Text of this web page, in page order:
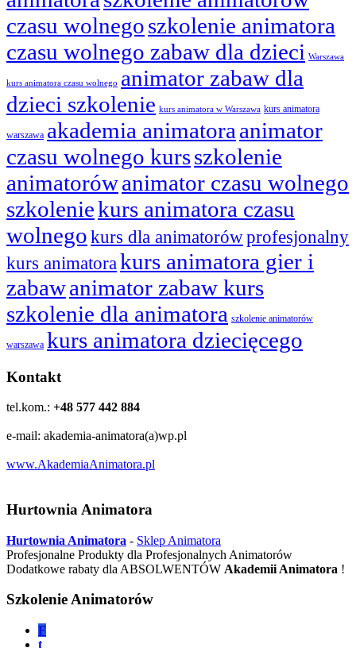
czasu wolnegoszkolenie animatora
czasu wolnego zabaw dla dzieci Warszawa
kurs animatora czasu wolnego animator zabaw dla
dzieci szkolenie kurs animatora w Warszawa kurs animatora
warszawa akademia animatora animator
czasu wolnego kursszkolenie
animatorówanimator czasu wolnego
szkoleniekurs animatora czasu
wolnego kurs dla animatorówprofesjonalny
kurs animatora kurs animatora gier i
zabawanimator zabaw kurs
szkolenie dla animatora szkolenie animatorów
warszawa kurs animatora dziecięcego
Kontakt
tel.kom.: +48 577 442 884
e-mail: akademia-animatora(a)wp.pl
www.AkademiaAnimatora.pl
Hurtownia Animatora
Hurtownia Animatora - Sklep Animatora
Profesjonalne Produkty dla Profesjonalnych Animatorów
Dodatkowe rabaty dla ABSOLWENTÓW Akademii Animatora !
Szkolenie Animatorów
F
t